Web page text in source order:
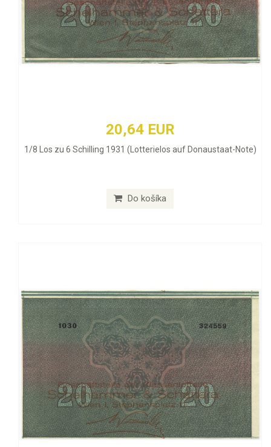
20,64 EUR
1/8 Los zu 6 Schilling 1931 (Lotterielos auf Donaustaat-Note)
Do košíka